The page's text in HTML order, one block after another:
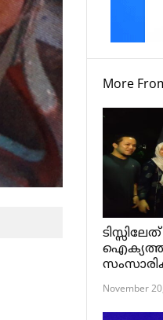
More
November